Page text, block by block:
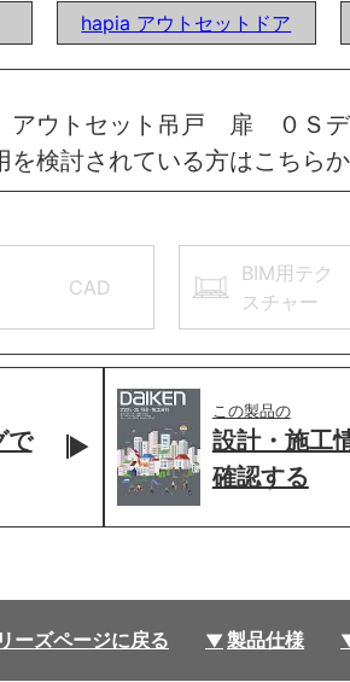
hapia アウトセットドア
アウトセット吊戸 扉 ０Ｓ
を検討されている方はこちら
CAD
BIM用テク
スチャー
で
この製品の
設計・施工
確認する
ーズページに戻る 製品仕様